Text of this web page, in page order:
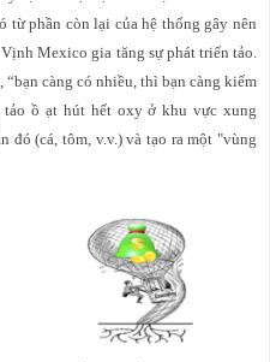
từ phần còn lại của hệ thống gây nên
Mexico gia tăng sự phát triển tảo.
càng có nhiều, thì bạn càng kiếm
tảo ồ ạt hút hết oxy ở khu vực xung
đó (cá, tôm, v.v.) và tạo ra một "vùng